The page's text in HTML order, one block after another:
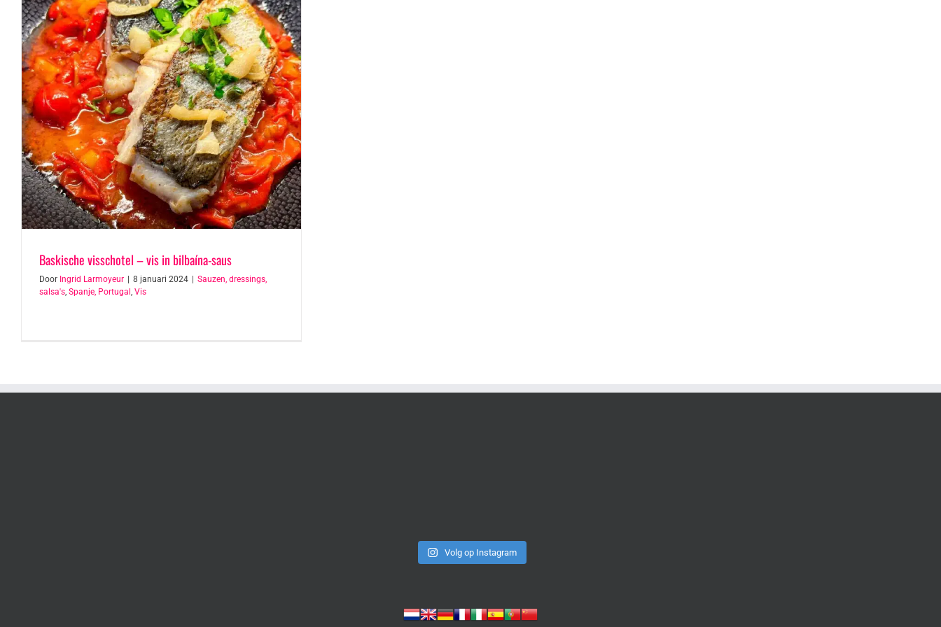
Baskische visschotel – vis in bilbaína-saus
Door Ingrid Larmoyeur 8 januari 2024
Sauzen, dressings,
salsa's, Spanje, Portugal , Vis
Volg op Instagram